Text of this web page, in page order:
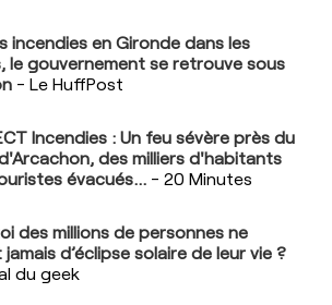
incendies en Gironde dans les
le gouvernement se retrouve sous
- Le HuffPost
Incendies : Un feu sévère près du
des milliers d'habitants
évacués...
- 20 Minutes
des millions de personnes ne
d’éclipse solaire de leur vie ?
du geek